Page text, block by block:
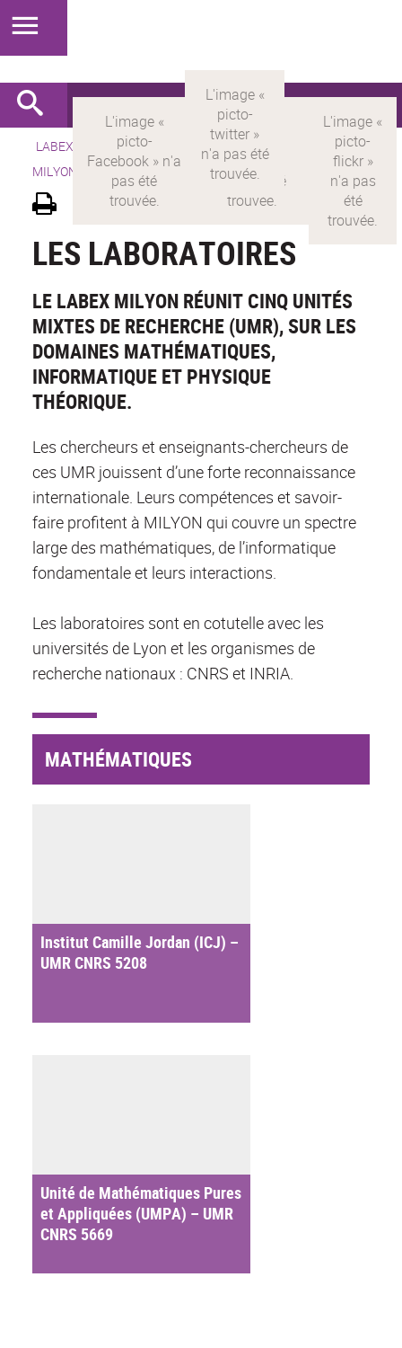
LABEX > LABEX MILYON Version française
MILYON > Découvrir le labex >
Les laboratoires
LES LABORATOIRES
LE LABEX MILYON RÉUNIT CINQ UNITÉS
MIXTES DE RECHERCHE (UMR), SUR LES
DOMAINES MATHÉMATIQUES,
INFORMATIQUE ET PHYSIQUE
THÉORIQUE.
Les chercheurs et enseignants-chercheurs de
ces UMR jouissent d’une forte reconnaissance
internationale. Leurs compétences et savoir-
faire profitent à MILYON qui couvre un spectre
large des mathématiques, de l’informatique
fondamentale et leurs interactions.
Les laboratoires sont en cotutelle avec les
universités de Lyon et les organismes de
recherche nationaux : CNRS et INRIA.
MATHÉMATIQUES
Institut Camille Jordan (ICJ) –
UMR CNRS 5208
Unité de Mathématiques Pures
et Appliquées (UMPA) – UMR
CNRS 5669